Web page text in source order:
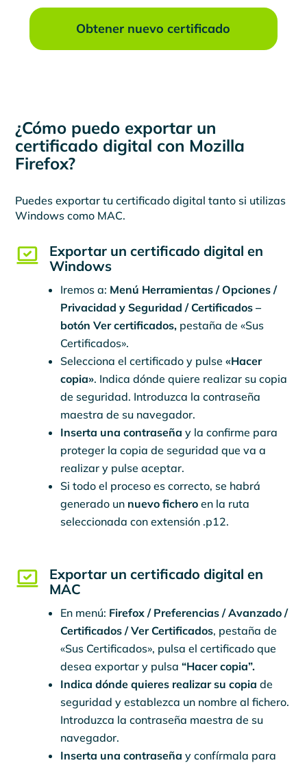
Obtener nuevo certificado
¿Cómo puedo exportar un
certificado digital con Mozilla
Firefox?
Puedes exportar tu certificado digital tanto si utilizas
Windows como MAC.
Exportar un certificado digital en
Windows
Iremos a: Menú Herramientas / Opciones /
Privacidad y Seguridad / Certificados –
botón Ver certificados,pestaña de «Sus
Certificados».
Selecciona el certificado y pulse «Hacer
copia». Indica dónde quiere realizar su copia
de seguridad. Introduzca la contraseña
maestra de su navegador.
Inserta una contraseña y la confirme para
proteger la copia de seguridad que va a
realizar y pulse aceptar.
Si todo el proceso es correcto, se habrá
generado un nuevo ficheroen la ruta
seleccionada con extensión .p12.
Exportar un certificado digital en
MAC
En menú: Firefox / Preferencias / Avanzado /
Certificados / Ver Certificados, pestaña de
«Sus Certificados», pulsa el certificado que
desea exportar y pulsa “Hacer copia”.
Indica dónde quieres realizar su copia de
seguridad y establezca un nombre al fichero.
Introduzca la contraseña maestra de su
navegador.
Inserta una contraseña y confírmala para